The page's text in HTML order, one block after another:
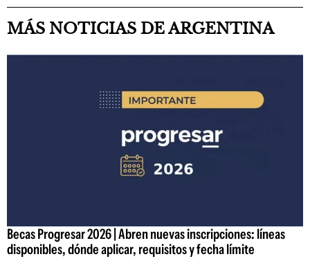
MÁS NOTICIAS DE ARGENTINA
Becas Progresar 2026 | Abren nuevas inscripciones: líneas
disponibles, dónde aplicar, requisitos y fecha límite